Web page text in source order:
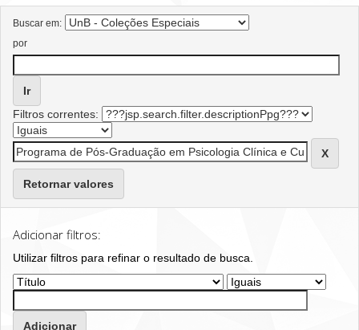
Buscar em:
por
Filtros correntes:
Retornar valores
Adicionar filtros:
Utilizar filtros para refinar o resultado de busca.